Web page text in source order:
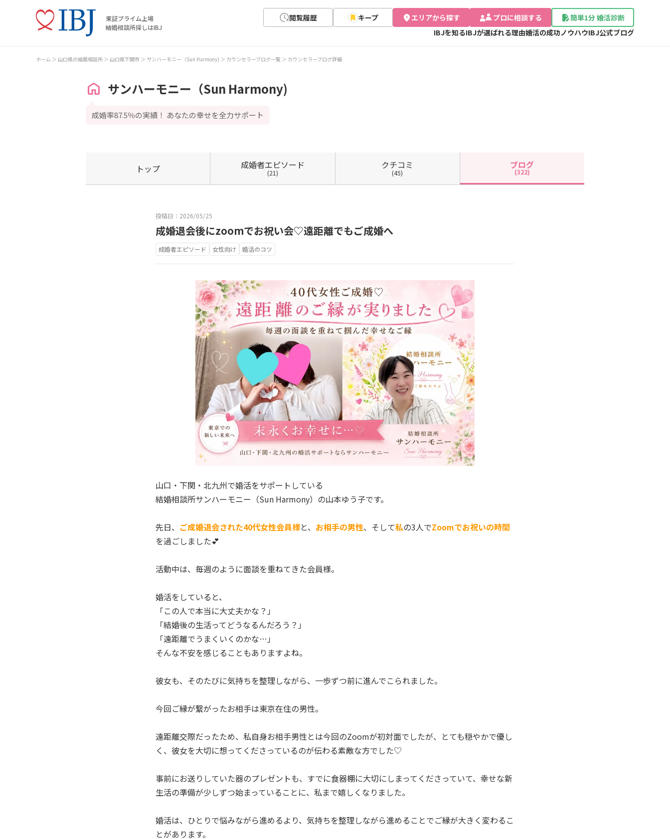
東証プライム上場
結婚相談所探しはIBJ
閲覧履歴 キープ エリアから探す プロに相談する
簡単1分 婚活診断
IBJを知るIBJが選ばれる理由婚活の成功ノウハウIBJ公式ブログ
ホーム 山口県の結婚相談所 山口県下関市 サンハーモニー（Sun Harmony) カウンセラーブログ一覧 カウンセラーブログ詳細
サンハーモニー（Sun Harmony)
成婚率87.5％の実績！ あなたの幸せを全力サポート
トップ 成婚者エピソード
(21)
クチコミ
(45)
ブログ
(322)
投稿日：2026/05/25
成婚退会後にzoomでお祝い会♡遠距離でもご成婚へ
成婚者エピソード 女性向け 婚活のコツ
山口・下関・北九州で婚活をサポートしている
結婚相談所サンハーモニー（Sun Harmony）の山本ゆう子です。
先日、 ご成婚退会された40代女性会員様と、 お相手の男性、そして私の3人でZoomでお祝いの時間
を過ごしました💕
活動中は、毎週のように面談を重ねてきた会員様。
婚活をしていると、
「この人で本当に大丈夫かな？」
「結婚後の生活ってどうなるんだろう？」
「遠距離でうまくいくのかな…」
そんな不安を感じることもありますよね。
彼女も、そのたびに気持ちを整理しながら、一歩ずつ前に進んでこられました。
今回ご縁が繋がったお相手は東京在住の男性。
遠距離交際だったため、私自身お相手男性とは今回のZoomが初対面でしたが、とても穏やかで優し
く、彼女を大切に想ってくださっているのが伝わる素敵な方でした♡
事前にお送りしていた器のプレゼントも、すでに食器棚に大切にしまってくださっていて、幸せな新
生活の準備が少しずつ始まっていることに、私まで嬉しくなりました。
婚活は、ひとりで悩みながら進めるより、気持ちを整理しながら進めることでご縁が大きく変わるこ
とがあります。